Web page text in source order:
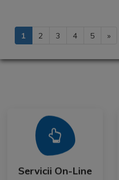
1 2 3 4 5 »
Servicii On-Line
Servicii On-Line
Mai Mult